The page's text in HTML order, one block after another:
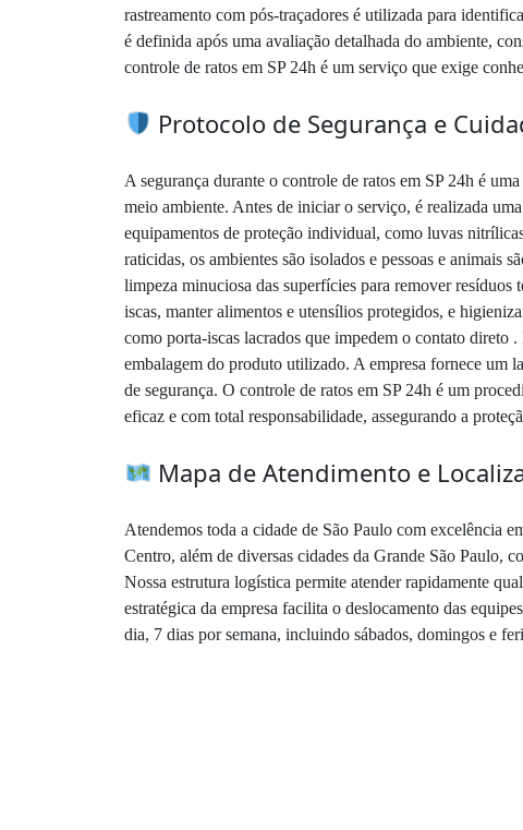
rastreamento com pós-traçadores é utilizada para
é definida após uma avaliação detalhada do ambiente,
controle de ratos em SP 24h é um serviço que exige
Protocolo de Segurança e
A segurança durante o controle de ratos em SP 24h é
meio ambiente. Antes de iniciar o serviço, é realizada
equipamentos de proteção individual, como luvas
raticidas, os ambientes são isolados e pessoas e animais
limpeza minuciosa das superfícies para remover resíduos
iscas, manter alimentos e utensílios protegidos, e
como porta-iscas lacrados que impedem o contato direto
embalagem do produto utilizado. A empresa fornece um
de segurança. O controle de ratos em SP 24h é um
eficaz e com total responsabilidade, assegurando a
Mapa de Atendimento e
Atendemos toda a cidade de São Paulo com excelência
Centro, além de diversas cidades da Grande São Paulo,
Nossa estrutura logística permite atender rapidamente
estratégica da empresa facilita o deslocamento das
dia, 7 dias por semana, incluindo sábados, domingos e